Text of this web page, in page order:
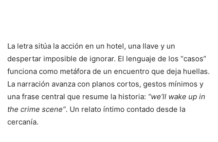
La letra sitúa la acción en un hotel, una llave y un
despertar imposible de ignorar. El lenguaje de los “casos”
funciona como metáfora de un encuentro que deja huellas.
La narración avanza con planos cortos, gestos mínimos y
una frase central que resume la historia: “we’ll wake up in
the crime scene”. Un relato íntimo contado desde la
cercanía.